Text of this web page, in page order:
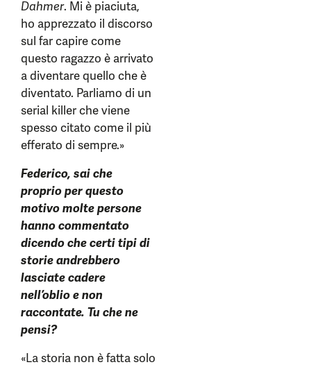
Dahmer. Mi è piaciuta,
ho apprezzato il discorso
sul far capire come
questo ragazzo è arrivato
a diventare quello che è
diventato. Parliamo di un
serial killer che viene
spesso citato come il più
efferato di sempre.»
Federico, sai che
proprio per questo
motivo molte persone
hanno commentato
dicendo che certi tipi di
storie andrebbero
lasciate cadere
nell’oblio e non
raccontate. Tu che ne
pensi?
«La storia non è fatta solo